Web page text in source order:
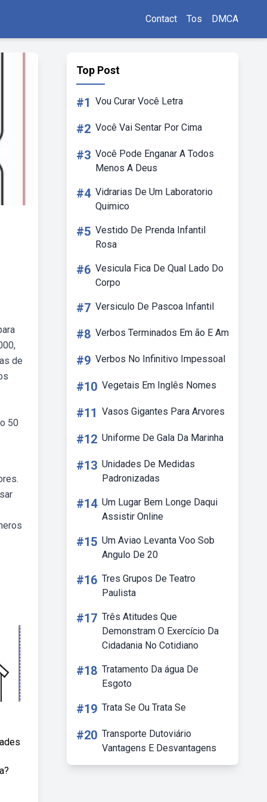
Contact Tos DMCA
de
50
Top Post
#1 Vou Curar Você Letra
#2 Você Vai Sentar Por Cima
#3 Você Pode Enganar A Todos
Menos A Deus
#4 Vidrarias De Um Laboratorio
Quimico
#5 Vestido De Prenda Infantil
Rosa
#6 Vesicula Fica De Qual Lado Do
Corpo
#7 Versiculo De Pascoa Infantil
#8 Verbos Terminados Em ão E Am
#9 Verbos No Infinitivo Impessoal
#10 Vegetais Em Inglês Nomes
#11 Vasos Gigantes Para Arvores
#12 Uniforme De Gala Da Marinha
#13 Unidades De Medidas
Padronizadas
#14 Um Lugar Bem Longe Daqui
Assistir Online
#15 Um Aviao Levanta Voo Sob
Angulo De 20
#16 Tres Grupos De Teatro
Paulista
#17 Três Atitudes Que
Demonstram O Exercício Da
Cidadania No Cotidiano
#18 Tratamento Da água De
Esgoto
#19 Trata Se Ou Trata Se
#20 Transporte Dutoviário
Vantagens E Desvantagens